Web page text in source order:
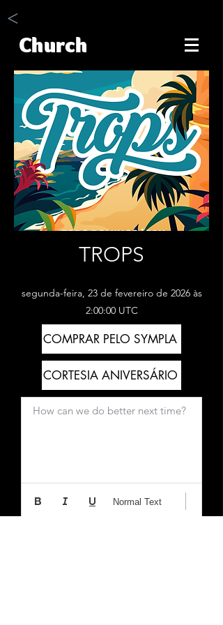
<
Church
TROPS
segunda-feira, 23 de fevereiro de 2026 às
2:00:00 UTC
COMPRAR PELO SYMPLA
CORTESIA ANIVERSÁRIO
How can we do better next time?
Normal Text